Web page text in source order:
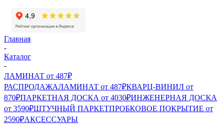
Главная
-
Каталог
-
ЛАМИНАТ от 487₽
РАСПРОДАЖАЛАМИНАТ от 487₽КВАРЦ-ВИНИЛ от
870₽ПАРКЕТНАЯ ДОСКА от 4030₽ИНЖЕНЕРНАЯ ДОСКА
от 3590₽ШТУЧНЫЙ ПАРКЕТПРОБКОВОЕ ПОКРЫТИЕ от
2590₽АКСЕССУАРЫ